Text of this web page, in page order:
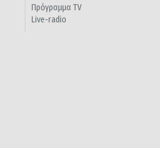
Πρόγραμμα TV
Live-radio